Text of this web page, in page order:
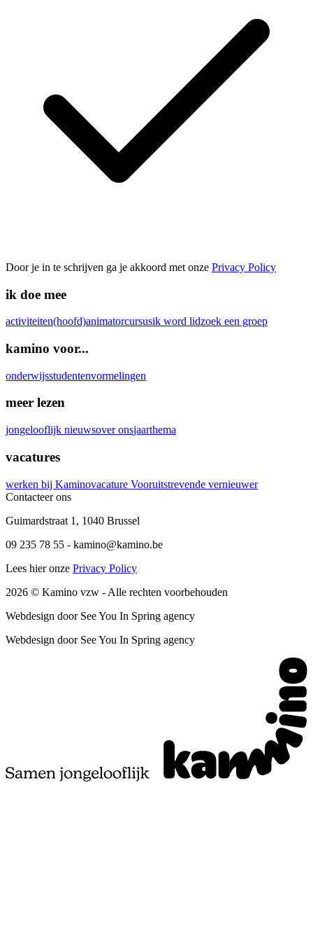
Door je in te schrijven ga je akkoord met onze Privacy Policy
ik doe mee
activiteiten(hoofd)animatorcursusik word lidzoek een groep
kamino voor...
onderwijsstudentenvormelingen
meer lezen
jongelooflijk nieuwsover onsjaarthema
vacatures
werken bij Kaminovacature Vooruitstrevende vernieuwer
Contacteer ons
Guimardstraat 1 , 1040 Brussel
09 235 78 55 - kamino@kamino.be
Lees hier onze Privacy Policy
2026 © Kamino vzw - Alle rechten voorbehouden
Webdesign door See You In Spring agency
Webdesign door See You In Spring agency